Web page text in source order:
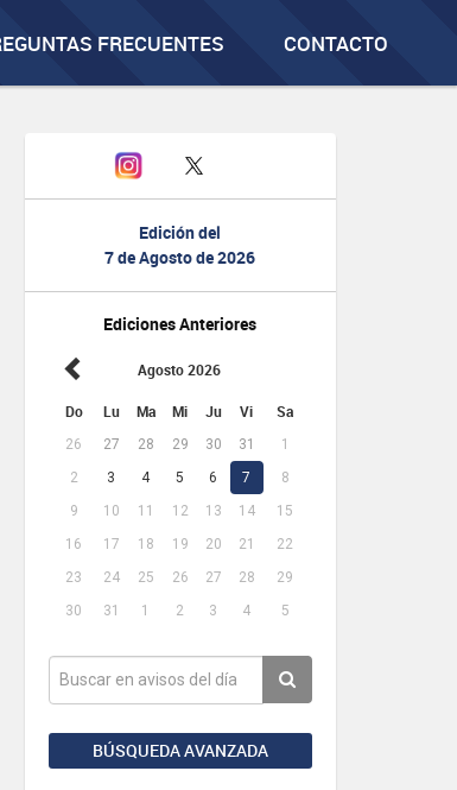
FRECUENTES CONTACTO
Edición del
7 de Agosto de 2026
Ediciones Anteriores
Agosto 2026
Do Lu Ma Mi Ju Vi Sa
26 27 28 29 30 31
1
2
3 4 5 6 7
8
9
10 11 12 13 14
15
16
17 18 19 20 21
22
23
24 25 26 27 28
29
30
31 1 2 3 4 5
BÚSQUEDA AVANZADA